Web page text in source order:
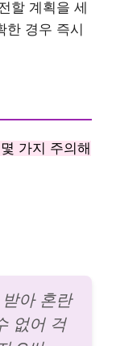
할 계획을 세
한 경우 즉시
가지 주의해
아 혼란
없어 걱